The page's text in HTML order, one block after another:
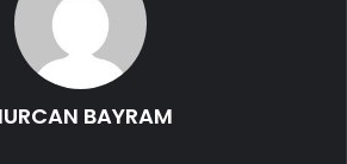
BAYRAM